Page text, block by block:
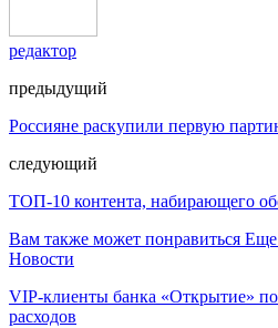
редактор
предыдущий
Россияне раскупили первую
следующий
ТОП-10 контента, набирающего
Вам также может понравиться Еще
Новости
VIP-клиенты банка «Открытие»
расходов